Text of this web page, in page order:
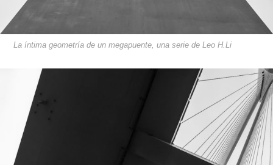
La íntima geometría de un megapuente, una serie de Leo H.Li